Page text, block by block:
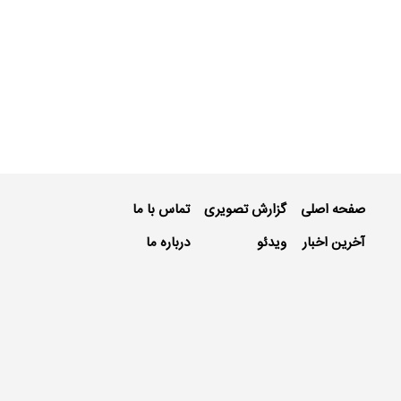
صفحه اصلی
آخرین اخبار
گزارش تصویری
ویدئو
تماس با ما
درباره ما